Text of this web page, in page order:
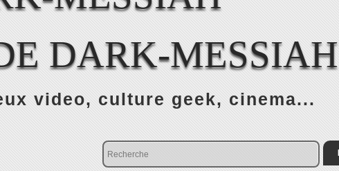
DARK-MESSIAH
video, culture geek, cinema...